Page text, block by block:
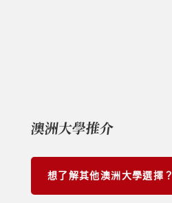
澳洲大學推介
想了解其他澳洲大學選擇？